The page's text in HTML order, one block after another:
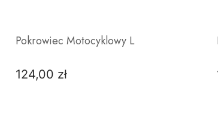
Pokrowiec Motocyklowy L
Cena
124,00 zł